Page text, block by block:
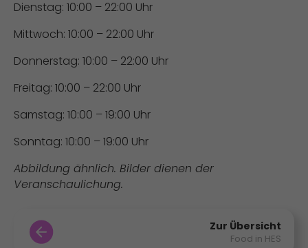
Dienstag: 10:00 – 22:00 Uhr
Mittwoch: 10:00 – 22:00 Uhr
Donnerstag: 10:00 – 22:00 Uhr
Freitag: 10:00 – 22:00 Uhr
Samstag: 10:00 – 19:00 Uhr
Sonntag: 10:00 – 19:00 Uhr
Abbildung ähnlich. Bilder dienen der
Veranschaulichung.
Zur Übersicht
Food in HES